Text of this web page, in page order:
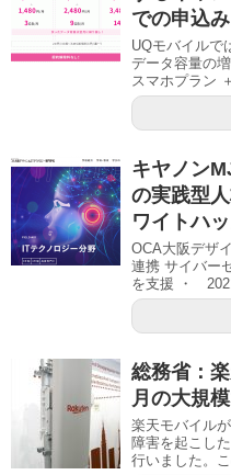
での申込み
UQモバイルで
データ容量の
スマホプラン
キヤノン
の実践型
ワイトハ
OCA大阪デザ
連携 サイバー
を支援 ・
総務省：
月の大規
楽天モバイル
障害を起こし
行いました。